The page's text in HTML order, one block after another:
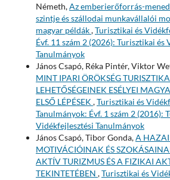
Németh,Az emberierőforrás-
szintje és szállodai munkavállalói
magyar példák,Turisztikai és
Évf. 11 szám 2 (2026): Turisztikai és
Tanulmányok
János Csapó, Réka Pintér, Viktor
MINT IPARI ÖRÖKSÉG
LEHETŐSÉGEINEK ESÉLYEI
ELSŐ LÉPÉSEK ,Turisztikai és
Tanulmányok: Évf. 1 szám 2 (2016):
Vidékfejlesztési Tanulmányok
János Csapó, Tibor Gonda,A HAZAI
MOTIVÁCIÓINAK ÉS
AKTÍV TURIZMUS ÉS A FIZIKAI
TEKINTETÉBEN ,Turisztikai és